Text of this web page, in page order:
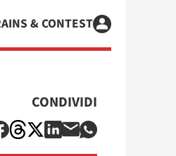
& CONTEST
CONDIVIDI